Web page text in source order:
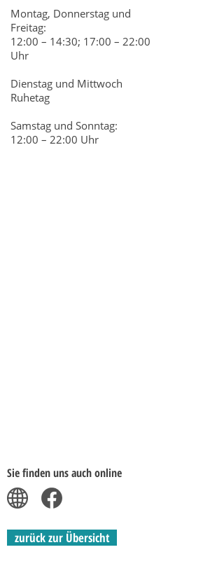
Montag, Donnerstag und
Freitag:
12:00 – 14:30; 17:00 – 22:00
Uhr
Dienstag und Mittwoch
Ruhetag
Samstag und Sonntag:
12:00 – 22:00 Uhr
Sie finden uns auch online
zurück zur Übersicht